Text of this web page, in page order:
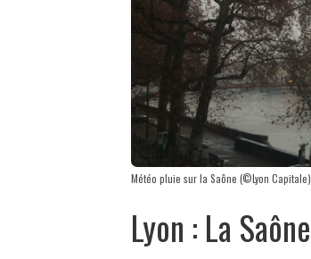
Météo pluie sur la Saône (©Lyon Capitale)
Lyon : La